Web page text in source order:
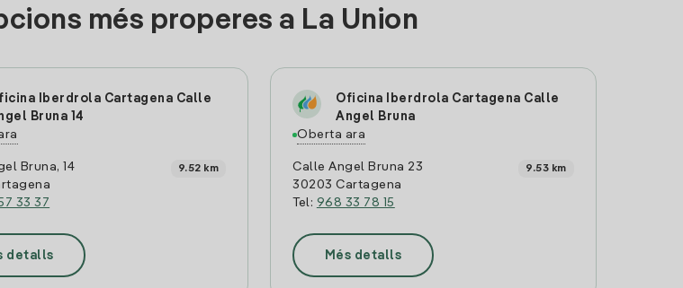
més properes a La Union
Iberdrola Cartagena Calle
Bruna 14
Bruna, 14
33 37
9.52 km
detalls
Oficina Iberdrola Cartagena Calle
Angel Bruna
Oberta ara
Calle Angel Bruna 23
30203 Cartagena
Tel: 968 33 78 15
9.53 km
Més detalls